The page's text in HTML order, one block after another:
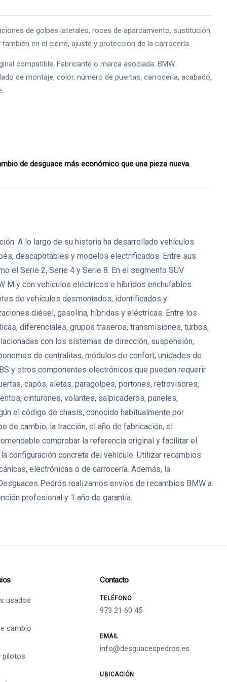
de golpes laterales, roces de aparcamiento, sustitución
en el cierre, ajuste y protección de la carrocería.
compatible. Fabricante o marca asociada: BMW.
de montaje, color, número de puertas, carrocería, acabado,
de desguace más económico que una pieza nueva.
A lo largo de su historia ha desarrollado vehículos
descapotables y modelos electrificados. Entre sus
el Serie 2, Serie 4 y Serie 8. En el segmento SUV
M y con vehículos eléctricos e híbridos enchufables
de vehículos desmontados, identificados y
diésel, gasolina, híbridas y eléctricas. Entre los
diferenciales, grupos traseros, transmisiones, turbos,
con los sistemas de dirección, suspensión,
de centralitas, módulos de confort, unidades de
y otros componentes electrónicos que pueden requerir
capós, aletas, paragolpes, portones, retrovisores,
cinturones, volantes, salpicaderos, paneles,
el código de chasis, conocido habitualmente por
de cambio, la tracción, el año de fabricación, el
comprobar la referencia original y facilitar el
configuración concreta del vehículo. Utilizar recambios
electrónicas o de carrocería. Además, la
Pedrós realizamos envíos de recambios BMW a
profesional y 1 año de garantía.
usados
cambio
pilotos
Contacto
TELÉFONO
973 21 60 45
EMAIL
info@desguacespedros.es
UBICACIÓN